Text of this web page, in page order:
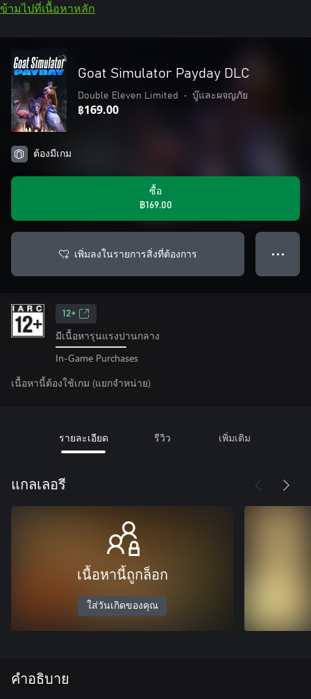
ข้ามไปที่เนื้อหาหลัก
Goat Simulator Payday DLC
Double Eleven Limited • บู๊และผจญภัย
฿169.00
ต้องมีเกม
ซื้อ
฿169.00
เพิ่มลงในรายการสิ่งที่ต้องการ ● ● ●
12+
มีเนื้อหารุนแรงปานกลาง
In-Game Purchases
เนื้อหานี้ต้องใช้เกม (แยกจำหน่าย)
รายละเอียด รีวิว เพิ่มเติม
แกลเลอรี
เนื้อหานี้ถูกล็อก
ใส่วันเกิดของคุณ
คำอธิบาย